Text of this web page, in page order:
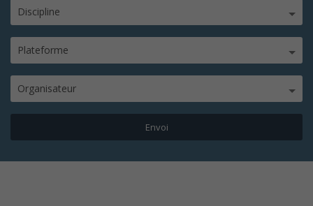
Discipline
Plateforme
Organisateur